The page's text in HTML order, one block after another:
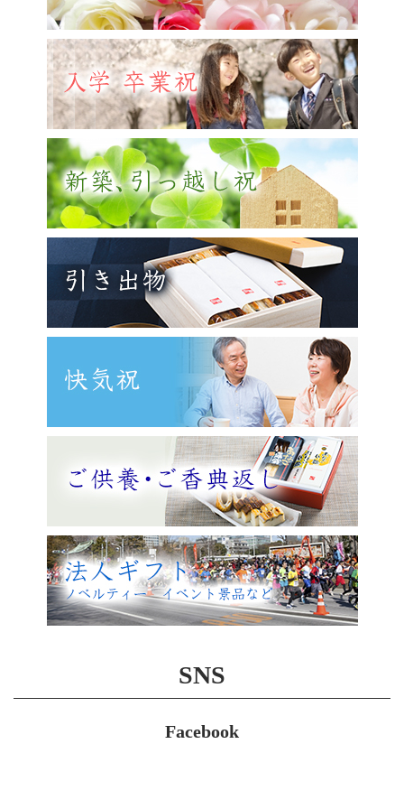
SNS
Facebook